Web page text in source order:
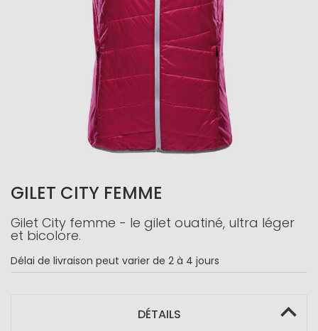
GILET CITY FEMME
Gilet City femme - le gilet ouatiné, ultra léger
et bicolore.
Délai de livraison peut varier de 2 à 4 jours
DÉTAILS